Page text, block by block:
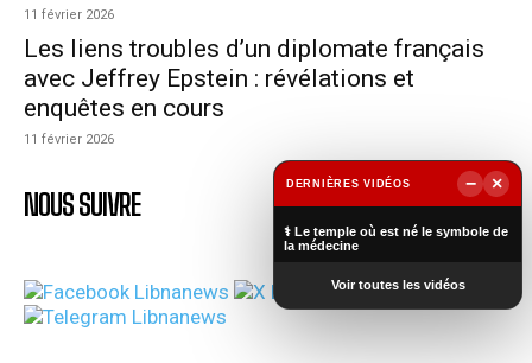
11 février 2026
Les liens troubles d’un diplomate français
avec Jeffrey Epstein : révélations et
enquêtes en cours
11 février 2026
NOUS SUIVRE
DERNIÈRES VIDÉOS −
×
⚕️ Le temple où est né le symbole de
la médecine
Voir toutes les vidéos